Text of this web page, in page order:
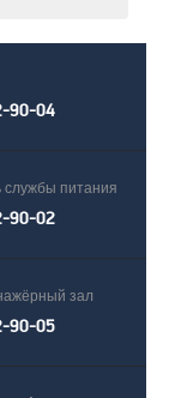
90-04
службы питания
90-02
зал
90-05